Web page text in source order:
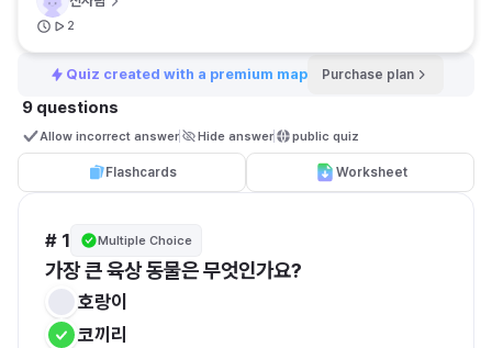
2
Quiz created with a premium map Purchase plan
9 questions
Allow incorrect answer Hide answer public quiz
Flashcards Worksheet
# 1 Multiple Choice
가장 큰 육상 동물은 무엇인가요?
호랑이
코끼리